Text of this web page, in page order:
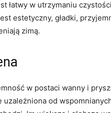
łatwy w utrzymaniu
estetyczny, gładki,
zimą.
w postaci wanny i
od